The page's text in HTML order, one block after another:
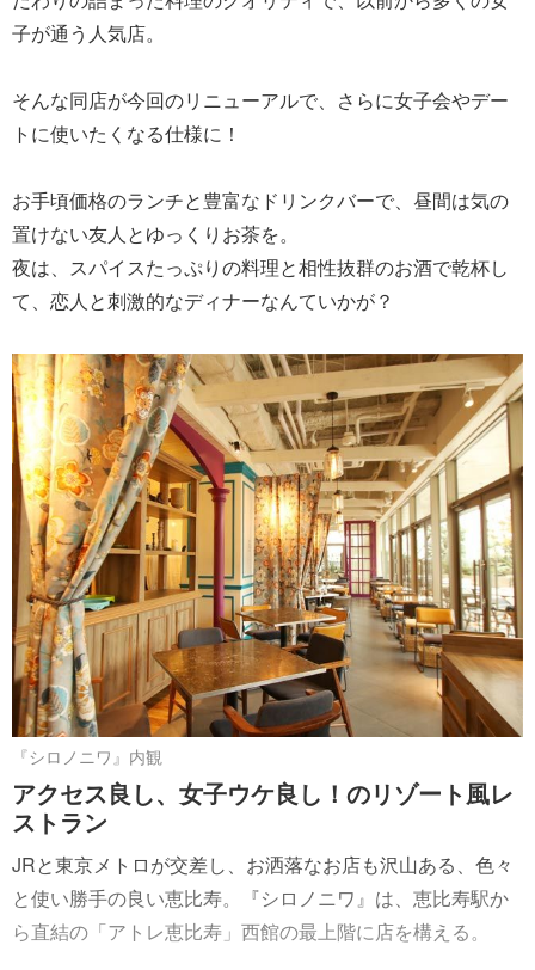
子が通う人気店。
そんな同店が今回のリニューアルで、さらに女子会やデー
トに使いたくなる仕様に！
お手頃価格のランチと豊富なドリンクバーで、昼間は気の
置けない友人とゆっくりお茶を。
夜は、スパイスたっぷりの料理と相性抜群のお酒で乾杯し
て、恋人と刺激的なディナーなんていかが？
『シロノニワ』内観
アクセス良し、女子ウケ良し！のリゾート風レ
ストラン
JRと東京メトロが交差し、お洒落なお店も沢山ある、色々
と使い勝手の良い恵比寿。『シロノニワ』は、恵比寿駅か
ら直結の「アトレ恵比寿」西館の最上階に店を構える。